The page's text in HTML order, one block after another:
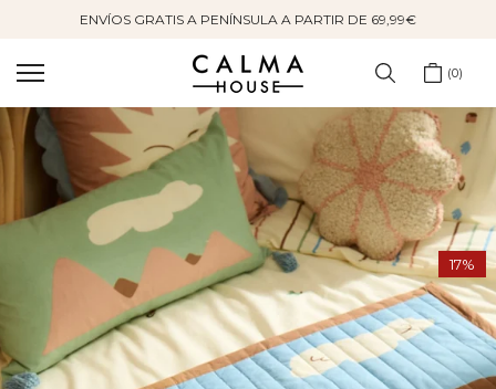
contenido
ENVÍOS GRATIS A PENÍNSULA A PARTIR DE 69,99€
0
17%